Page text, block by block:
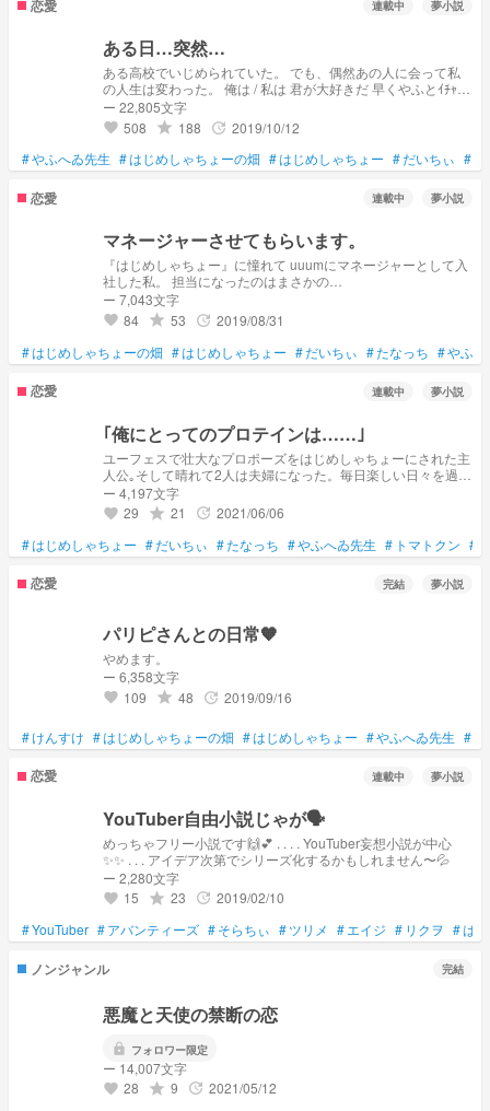
恋愛 連載中 夢小説
ある日…突然…
ある高校でいじめられていた。 でも、偶然あの人に会って私
の人生は変わった。 俺は / 私は 君が大好きだ 早くやふとｲﾁｬｲﾁ
ｬさせたい
ー 22,805文字
favorite 508 grade 188 update 2019/10/12
#やふへゐ先生 #はじめしゃちょーの畑 #はじめしゃちょー #だいちぃ #
恋愛 連載中 夢小説
マネージャーさせてもらいます。
『はじめしゃちょー』に憧れて uuumにマネージャーとして入
社した私。 担当になったのはまさかの…
ー 7,043文字
favorite 84 grade 53 update 2019/08/31
#はじめしゃちょーの畑 #はじめしゃちょー #だいちぃ #たなっち #やふ
恋愛 連載中 夢小説
｢俺にとってのプロテインは……｣
ユーフェスで壮大なプロポーズをはじめしゃちょーにされた主
人公｡そして晴れて2人は夫婦になった。毎日楽しい日々を過ご
していた2人だがあるきっかけで亀裂が入り始める… ※この物
語はフィクションです。 登場人物とは一切関係はありませ
ん。
ー 4,197文字
favorite 29 grade 21 update 2021/06/06
#はじめしゃちょー #だいちぃ #たなっち #やふへゐ先生 # トマトクン #
恋愛 完結 夢小説
パリピさんとの日常🧡
やめます。
ー 6,358文字
favorite 109 grade 48 update 2019/09/16
#けんすけ #はじめしゃちょーの畑 #はじめしゃちょー #やふへゐ先生 #
恋愛 連載中 夢小説
YouTuber自由小説じゃが🗣
めっちゃフリー小説です🙌💕 . . . . YouTuber妄想小説が中心
✨✨ . . . アイデア次第でシリーズ化するかもしれません〜💦
ー 2,280文字
favorite 15 grade 23 update 2019/02/10
#YouTuber #アバンティーズ #そらちぃ #ツリメ #エイジ # リクヲ #は
ノンジャンル 完結
悪魔と天使の禁断の恋
lock フォロワー限定
ー 14,007文字
favorite 28 grade 9 update 2021/05/12